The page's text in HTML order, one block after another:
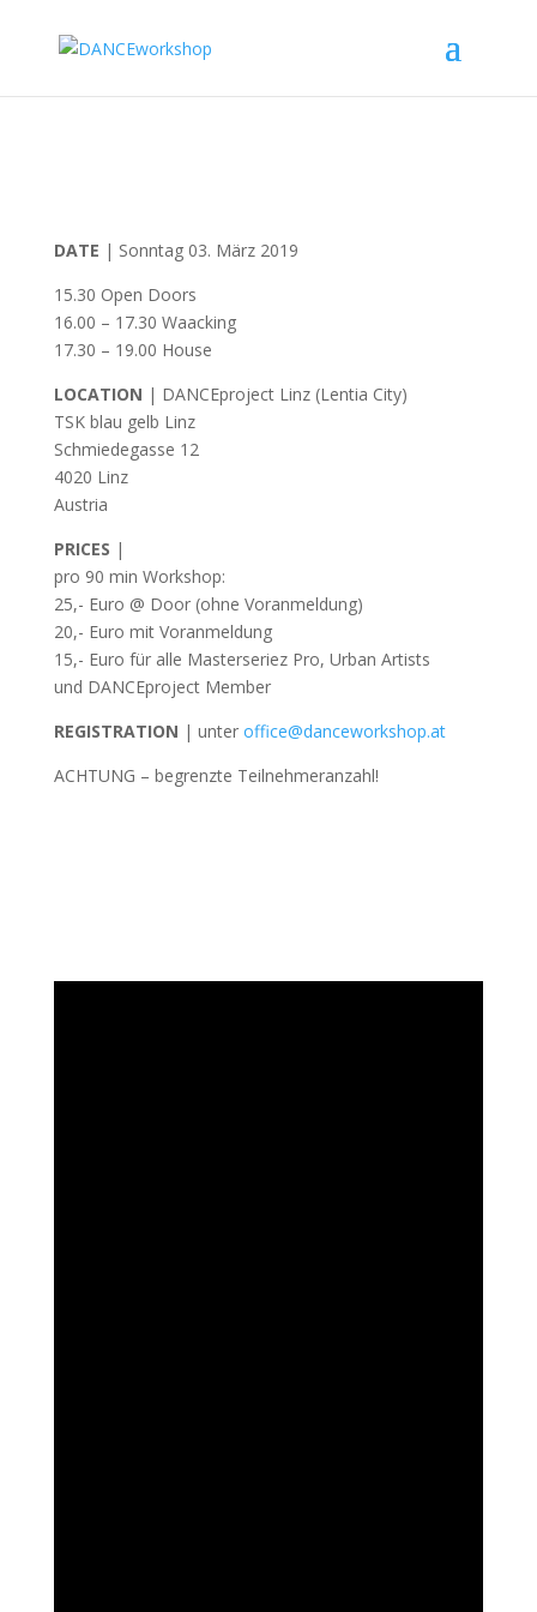
DATE | Sonntag 03. März 2019
15.30 Open Doors
16.00 – 17.30 Waacking
17.30 – 19.00 House
LOCATION | DANCEproject Linz (Lentia City)
TSK blau gelb Linz
Schmiedegasse 12
4020 Linz
Austria
PRICES |
pro 90 min Workshop:
25,- Euro @ Door (ohne Voranmeldung)
20,- Euro mit Voranmeldung
15,- Euro für alle Masterseriez Pro, Urban Artists
und DANCEproject Member
REGISTRATION | unter office@danceworkshop.at
ACHTUNG – begrenzte Teilnehmeranzahl!